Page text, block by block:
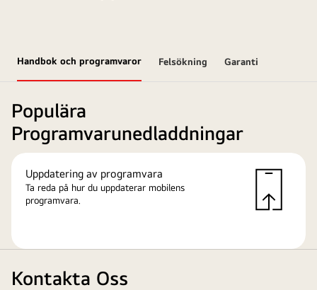
Handbok och programvaror Felsökning Garanti
Populära
Programvarunedladdningar
Uppdatering av programvara
Ta reda på hur du uppdaterar mobilens
programvara.
Kontakta Oss